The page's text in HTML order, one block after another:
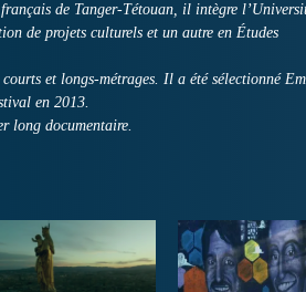
de Tanger-Tétouan, il intègre
de projets culturels et un autre en Études
et longs-métrages. Il a été sélectionné
en 2013.
long documentaire.